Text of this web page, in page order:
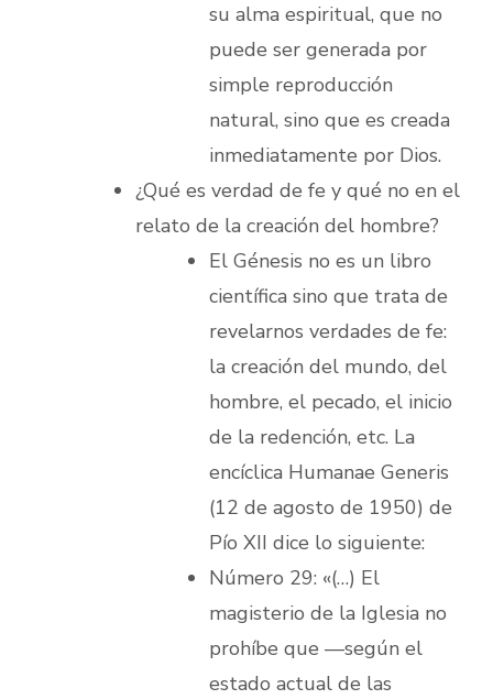
su alma espiritual, que no
puede ser generada por
simple reproducción
natural, sino que es creada
inmediatamente por Dios.
¿Qué es verdad de fe y qué no en el
relato de la creación del hombre?
El Génesis no es un libro
científica sino que trata de
revelarnos verdades de fe:
la creación del mundo, del
hombre, el pecado, el inicio
de la redención, etc. La
encíclica Humanae Generis
(12 de agosto de 1950) de
Pío XII dice lo siguiente:
Número 29: «(…) El
magisterio de la Iglesia no
prohíbe que —según el
estado actual de las